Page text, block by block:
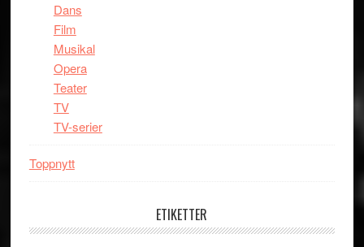
Dans
Film
Musikal
Opera
Teater
TV
TV-serier
Toppnytt
ETIKETTER